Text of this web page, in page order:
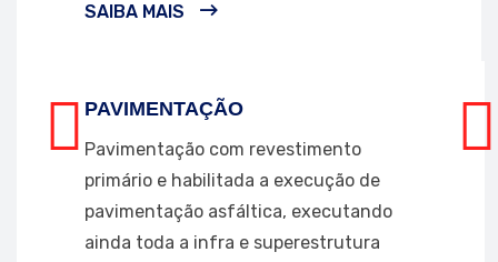
SAIBA MAIS
PAVIMENTAÇÃO
Pavimentação com revestimento
primário e habilitada a execução de
pavimentação asfáltica, executando
ainda toda a infra e superestrutura